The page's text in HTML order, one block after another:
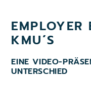
EMPLOYER
KMU´S
EINE VIDEO-
UNTERSCHIED